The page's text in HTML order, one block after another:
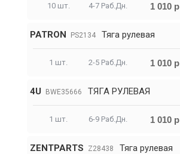
10 шт. 4-7 Раб.Дн. 1 010 р
PATRON PS2134 Тяга рулевая
1 шт. 2-5 Раб.Дн. 1 010 р
4U BWE35666 ТЯГА РУЛЕВАЯ
1 шт. 6-9 Раб.Дн. 1 010 р
ZENTPARTS Z28438 Тяга рулевая